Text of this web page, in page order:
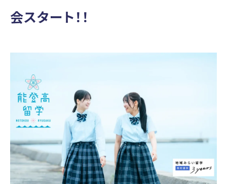
会スタート！！